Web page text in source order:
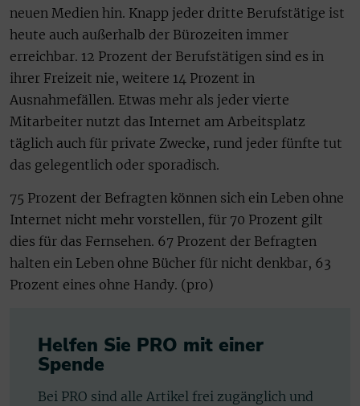
neuen Medien hin. Knapp jeder dritte Berufstätige ist
heute auch außerhalb der Bürozeiten immer
erreichbar. 12 Prozent der Berufstätigen sind es in
ihrer Freizeit nie, weitere 14 Prozent in
Ausnahmefällen. Etwas mehr als jeder vierte
Mitarbeiter nutzt das Internet am Arbeitsplatz
täglich auch für private Zwecke, rund jeder fünfte tut
das gelegentlich oder sporadisch.
75 Prozent der Befragten können sich ein Leben ohne
Internet nicht mehr vorstellen, für 70 Prozent gilt
dies für das Fernsehen. 67 Prozent der Befragten
halten ein Leben ohne Bücher für nicht denkbar, 63
Prozent eines ohne Handy. (pro)
Helfen Sie PRO mit einer
Spende
Bei PRO sind alle Artikel frei zugänglich und